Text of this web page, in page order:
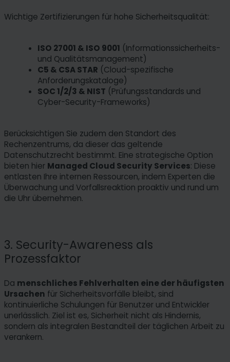
Wichtige Zertifizierungen für hohe Sicherheitsqualität:
ISO 27001 & ISO 9001 (Informationssicherheits-
und Qualitätsmanagement)
C5 & CSA STAR (Cloud-spezifische
Anforderungskataloge)
SOC 1/2/3 & NIST (Prüfungsstandards und
Cyber-Security-Frameworks)
Berücksichtigen Sie zudem den Standort des
Rechenzentrums, da dieser das geltende
Datenschutzrecht bestimmt. Eine strategische Option
bieten hier Managed Cloud Security Services: Diese
entlasten Ihre internen Ressourcen, indem Experten die
Überwachung und Vorfallsreaktion proaktiv und rund um
die Uhr übernehmen.
3. Security-Awareness als
Prozessfaktor
Da menschliches Fehlverhalten eine der häufigsten
Ursachen für Sicherheitsvorfälle bleibt, sind
kontinuierliche Schulungen für Benutzer und Entwickler
unerlässlich. Ziel ist es, Sicherheit nicht als Hindernis,
sondern als integralen Bestandteil der täglichen Arbeit zu
verankern.